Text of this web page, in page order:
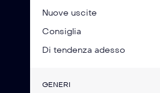
Nuove uscite
Consiglia
Di tendenza adesso
GENERI